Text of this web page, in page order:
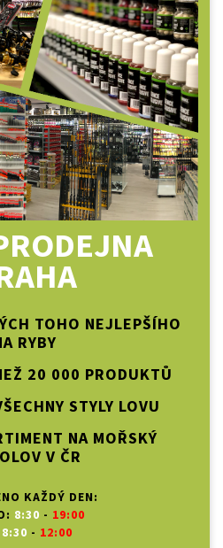
TOHO NEJLEPŠÍHO
RYBY
20 000 PRODUKTŮ
STYLY LOVU
NA MOŘSKÝ
V ČR
KAŽDÝ DEN:
8:30 - 19:00
8:30 - 12:00